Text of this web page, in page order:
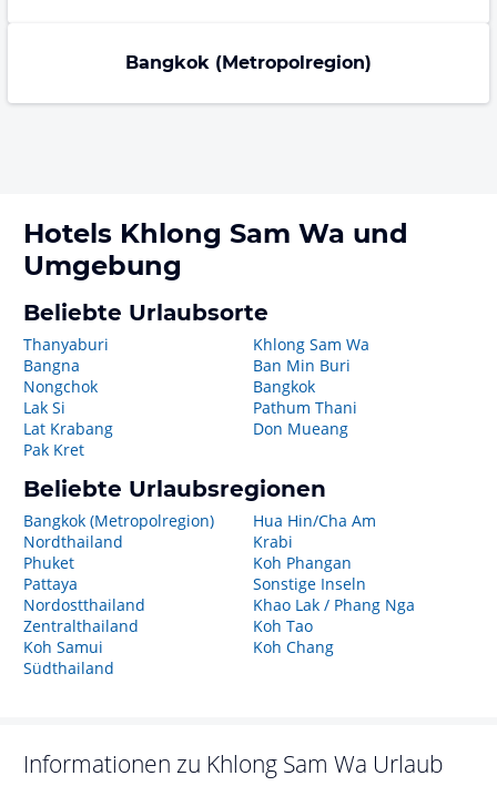
Bangkok (Metropolregion)
Hotels Khlong Sam Wa und
Umgebung
Beliebte Urlaubsorte
Thanyaburi
Bangna
Nongchok
Lak Si
Lat Krabang
Pak Kret
Khlong Sam Wa
Ban Min Buri
Bangkok
Pathum Thani
Don Mueang
Beliebte Urlaubsregionen
Bangkok (Metropolregion)
Nordthailand
Phuket
Pattaya
Nordostthailand
Zentralthailand
Koh Samui
Südthailand
Hua Hin/Cha Am
Krabi
Koh Phangan
Sonstige Inseln
Khao Lak / Phang Nga
Koh Tao
Koh Chang
Informationen zu Khlong Sam Wa Urlaub